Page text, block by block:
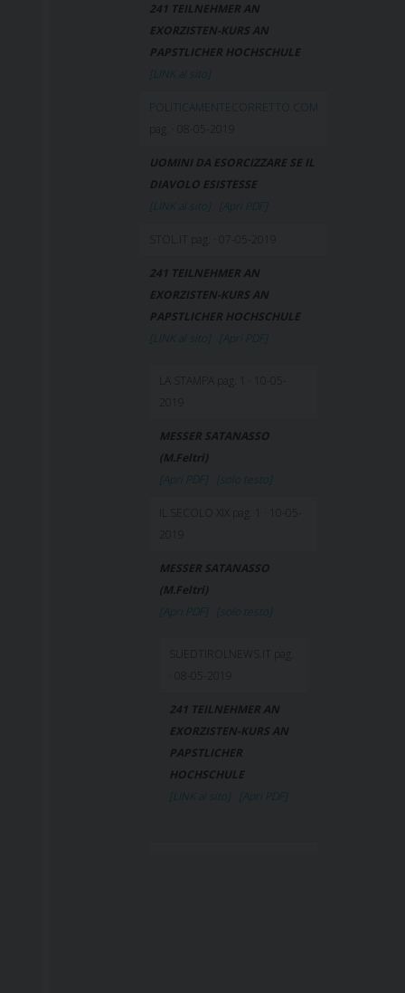
241 TEILNEHMER AN
EXORZISTEN-KURS AN
PAPSTLICHER HOCHSCHULE
[LINK al sito]
POLITICAMENTECORRETTO.COM
pag. · 08-05-2019
UOMINI DA ESORCIZZARE SE IL
DIAVOLO ESISTESSE
[LINK al sito]
[Apri PDF]
STOL.IT pag. · 07-05-2019
241 TEILNEHMER AN
EXORZISTEN-KURS AN
PAPSTLICHER HOCHSCHULE
[LINK al sito]
[Apri PDF]
2019
MESSER SATANASSO
(M.Feltri)
[Apri PDF]
[solo testo]
2019
MESSER SATANASSO
(M.Feltri)
[Apri PDF]
[solo testo]
· 08-05-2019
241 TEILNEHMER AN
EXORZISTEN-KURS AN
PAPSTLICHER
HOCHSCHULE
[LINK al sito]
[Apri PDF]